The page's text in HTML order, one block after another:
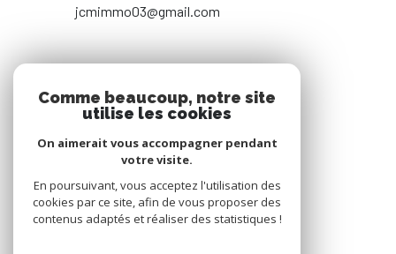
jcmimmo03@gmail.com
NOUS SUIVRE
Comme beaucoup, notre site
utilise les cookies
On aimerait vous accompagner pendant
votre visite.
En poursuivant, vous acceptez l'utilisation des
cookies par ce site, afin de vous proposer des
contenus adaptés et réaliser des statistiques !